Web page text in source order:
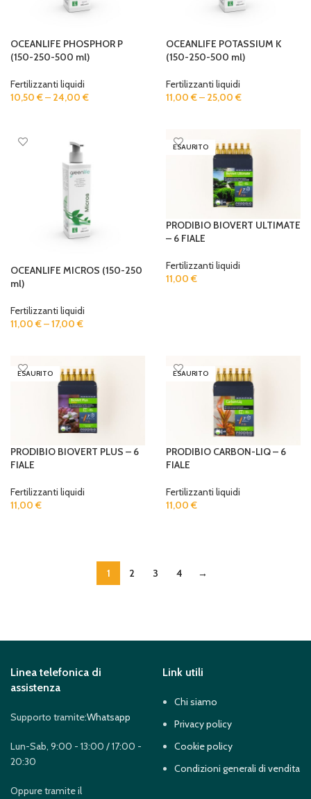
OCEANLIFE PHOSPHOR P
(150-250-500 ml)
Fertilizzanti liquidi
10,50 €– 24,00 €
OCEANLIFE POTASSIUM K
(150-250-500 ml)
Fertilizzanti liquidi
11,00 €– 25,00 €
OCEANLIFE MICROS (150-250
ml)
Fertilizzanti liquidi
11,00 €–17,00 €
ESAURITO
PRODIBIO BIOVERT ULTIMATE
– 6 FIALE
Fertilizzanti liquidi
11,00 €
ESAURITO
PRODIBIO BIOVERT PLUS – 6
FIALE
Fertilizzanti liquidi
11,00 €
ESAURITO
PRODIBIO CARBON-LIQ – 6
FIALE
Fertilizzanti liquidi
11,00 €
1 2 3 4 →
Linea telefonica di
assistenza
Supporto tramite:Whatsapp
Lun-Sab, 9:00 - 13:00 / 17:00 -
20:30
Oppure tramite il
Link utili
Chi siamo
Privacy policy
Cookie policy
Condizioni generali di vendita